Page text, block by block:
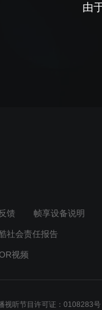
由
馈 帧享设备说明
社会责任报告
视频
视听节目许可证：0108283号